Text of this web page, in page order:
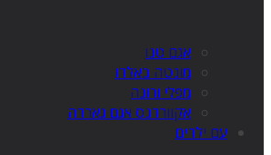
אגם טנו
מונטה באלדו
מפלי ורונה
אקוורדנס אגם גארדה
עם ילדים